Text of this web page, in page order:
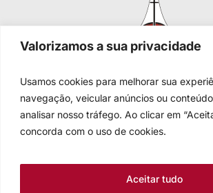
Valorizamos a sua privacidade
Usamos cookies para melhorar sua
navegação, veicular anúncios ou
analisar nosso tráfego. Ao clicar em
concorda com o uso de cookies.
Aceitar tudo
Igreja Evangélica de Confissão
Sede nacional: Rua Senhor dos Passos,